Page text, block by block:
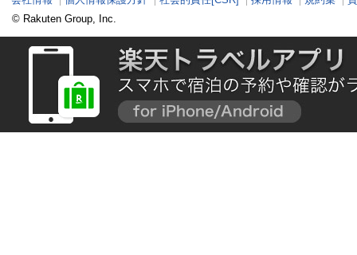
© Rakuten Group, Inc.